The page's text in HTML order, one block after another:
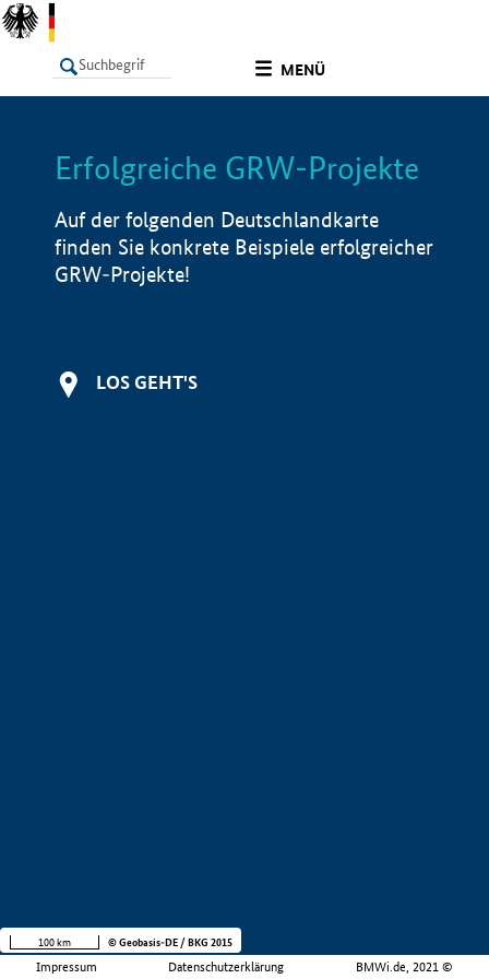
MENÜ
LISTE Info
Erfolgreiche GRW-Projekte
Auf der folgenden Deutschlandkarte
finden Sie konkrete Beispiele erfolgreicher
GRW-Projekte!
LOS GEHT'S
Impressum Datenschutzerklärung BMWi.de, 2021 ©
100 km © Geobasis-DE / BKG 2015